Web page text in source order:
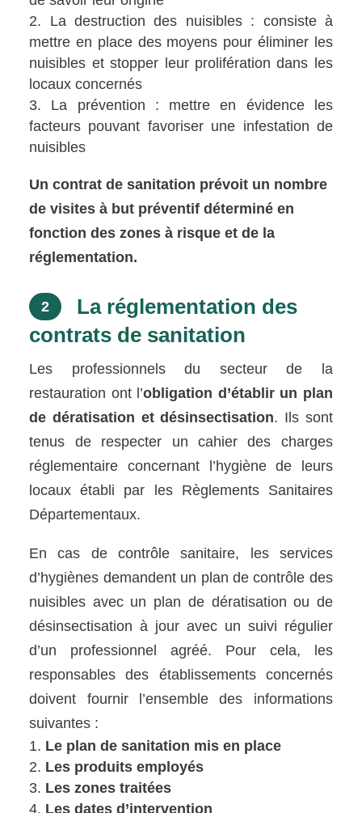
La destruction des nuisibles : consiste à
mettre en place des moyens pour éliminer les
nuisibles et stopper leur prolifération dans les
locaux concernés
La prévention : mettre en évidence les
facteurs pouvant favoriser une infestation de
nuisibles
Un contrat de sanitation prévoit un nombre
de visites à but préventif déterminé en
fonction des zones à risque et de la
réglementation.
2
La réglementation des
contrats de sanitation
Les professionnels du secteur de la
restauration ont l’obligation d’établir un plan
de dératisation et désinsectisation. Ils sont
tenus de respecter un cahier des charges
réglementaire concernant l’hygiène de leurs
locaux établi par les Règlements Sanitaires
Départementaux.
En cas de contrôle sanitaire, les services
d’hygiènes demandent un plan de contrôle des
nuisibles avec un plan de dératisation ou de
désinsectisation à jour avec un suivi régulier
d’un professionnel agréé. Pour cela, les
responsables des établissements concernés
doivent fournir l’ensemble des informations
suivantes :
Le plan de sanitation mis en place
Les produits employés
Les zones traitées
Les dates d’intervention